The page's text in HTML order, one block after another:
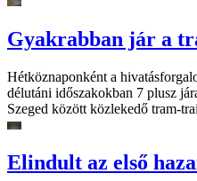
Gyakrabban jár a
Hétköznaponként a
délutáni időszakokban 7 plusz
Szeged között közlekedő tram-
Elindult az első